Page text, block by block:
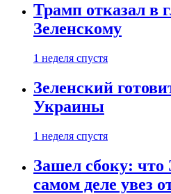
Трамп отказал в
Зеленскому
1 неделя спустя
Зеленский
Украины
1 неделя спустя
Зашел сбоку: что
самом деле увез